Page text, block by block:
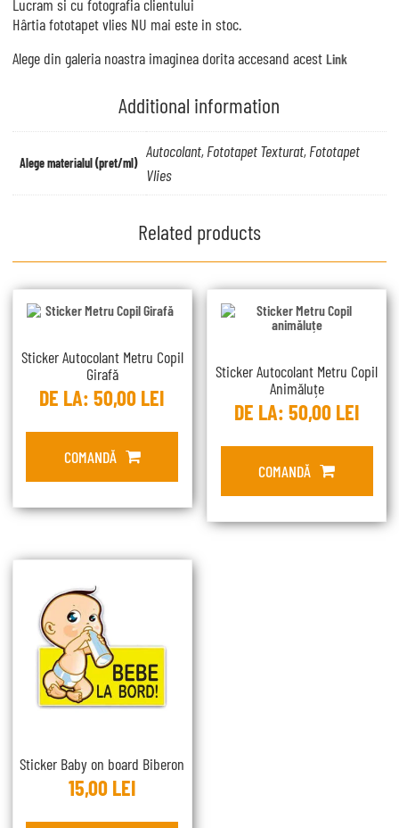
Lucram si cu fotografia clientului
Hârtia fototapet vlies NU mai este in stoc.
Alege din galeria noastra imaginea dorita accesand acest Link
Additional information
Alege materialul (pret/ml)
Autocolant, Fototapet Texturat, Fototapet
Vlies
Related products
Sticker Autocolant Metru Copil
Girafă
DE LA:50,00 LEI
COMANDĂ
Sticker Autocolant Metru Copil
Animăluțe
DE LA: 50,00 LEI
COMANDĂ
Sticker Baby on board Biberon
15,00 LEI